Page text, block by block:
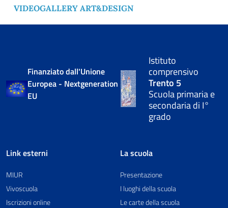
VIDEOGALLERY ART&DESIGN
Finanziato dall'Unione
Europea - Nextgeneration
EU
Istituto
comprensivo
Trento 5
Scuola primaria e
secondaria di I°
grado
Link esterni
MIUR
Vivoscuola
Iscrizioni online
La scuola
Presentazione
I luoghi della scuola
Le carte della scuola